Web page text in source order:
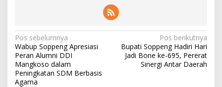
Navigasi
pos
Pos sebelumnya
Wabup Soppeng Apresiasi
Peran Alumni DDI
Mangkoso dalam
Peningkatan SDM Berbasis
Agama
Pos berikutnya
Bupati Soppeng Hadiri Hari
Jadi Bone ke-695, Pererat
Sinergi Antar Daerah